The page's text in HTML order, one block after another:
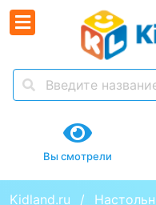
Вы смотрели
Kidland.ru